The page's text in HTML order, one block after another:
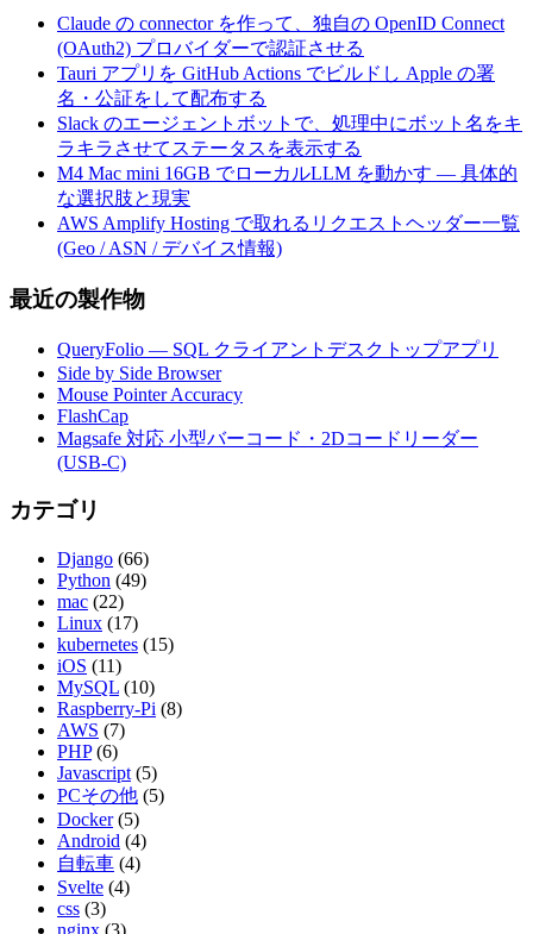
Claude の connector を作って、独自の OpenID Connect
(OAuth2) プロバイダーで認証させる
Tauri アプリを GitHub Actions でビルドし Apple の署
名・公証をして配布する
Slack のエージェントボットで、処理中にボット名をキ
ラキラさせてステータスを表示する
M4 Mac mini 16GB でローカルLLM を動かす — 具体的
な選択肢と現実
AWS Amplify Hosting で取れるリクエストヘッダー一覧
(Geo / ASN / デバイス情報)
最近の製作物
QueryFolio — SQL クライアントデスクトップアプリ
Side by Side Browser
Mouse Pointer Accuracy
FlashCap
Magsafe 対応 小型バーコード・2Dコードリーダー
(USB-C)
カテゴリ
Django (66)
Python (49)
mac (22)
Linux (17)
kubernetes (15)
iOS (11)
MySQL (10)
Raspberry-Pi (8)
AWS (7)
PHP (6)
Javascript (5)
PCその他 (5)
Docker (5)
Android (4)
自転車 (4)
Svelte (4)
css (3)